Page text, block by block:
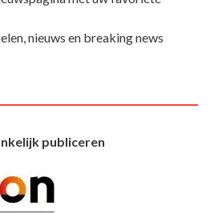
nieuws en breaking news
publiceren